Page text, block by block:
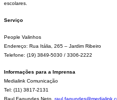
escolares.
Serviço
People Valinhos
Endereço: Rua Itália, 265 – Jardim Ribeiro
Telefone: (19) 3849-5030 / 3306-2222
Informações para a Imprensa
Medialink Comunicação
Tel: (11) 3817-2131